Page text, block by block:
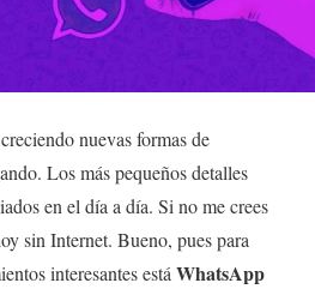
nuevas formas de
Los más pequeños detalles
en el día a día. Si no me crees
sin Internet. Bueno, pues para
interesantes está WhatsApp